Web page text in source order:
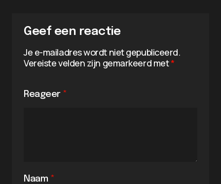
Geef een reactie
Je e-mailadres wordt niet gepubliceerd.
Vereiste velden zijn gemarkeerd met*
Reageer *
Naam *